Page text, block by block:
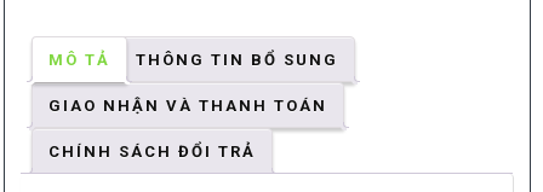
số
lượng
MÔ TẢ THÔNG TIN BỔ SUNG
GIAO NHẬN VÀ THANH TOÁN
CHÍNH SÁCH ĐỔI TRẢ